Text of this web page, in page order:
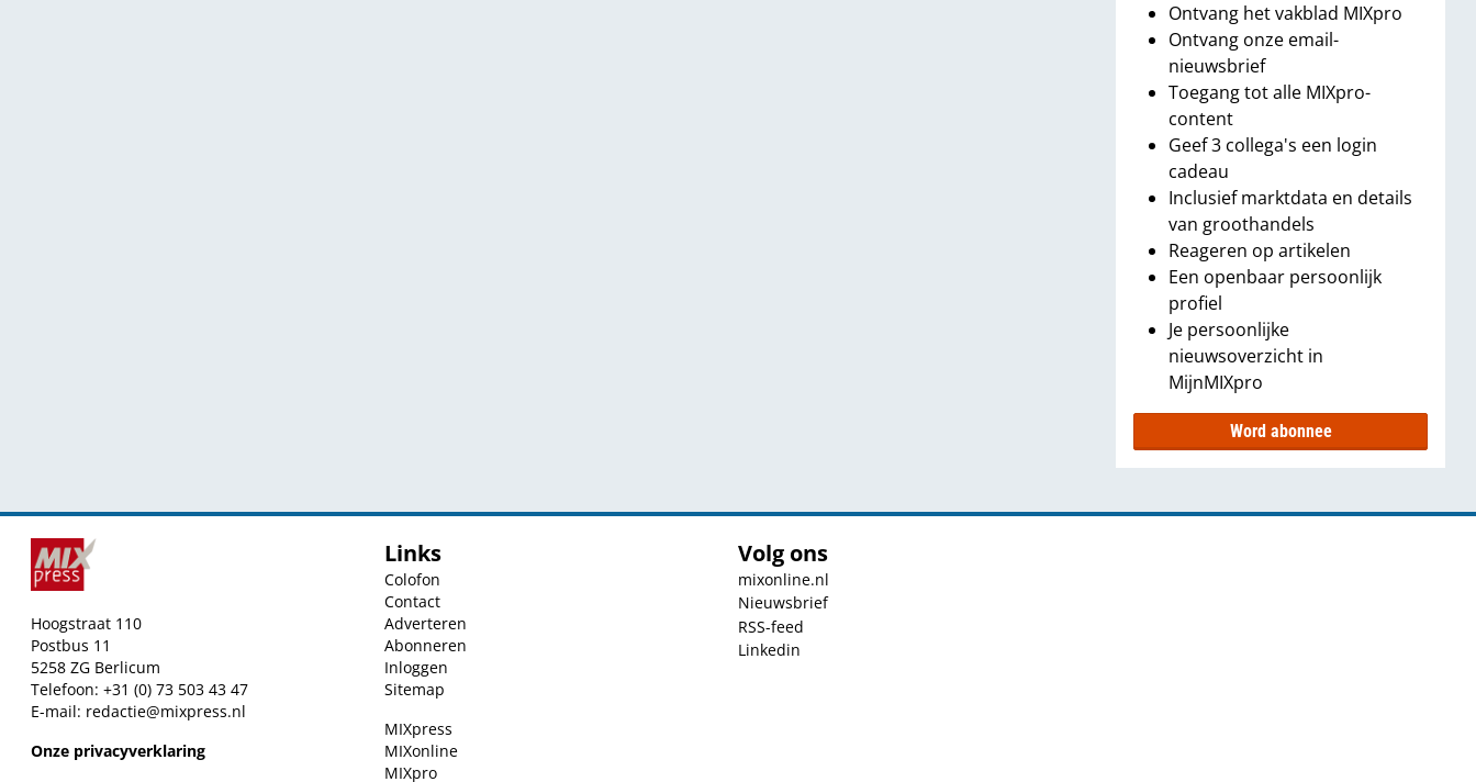
Ontvang het vakblad MIXpro
Ontvang onze email-
nieuwsbrief
Toegang tot alle MIXpro-
content
Geef 3 collega's een login
cadeau
Inclusief marktdata en details
van groothandels
Reageren op artikelen
Een openbaar persoonlijk
profiel
Je persoonlijke
nieuwsoverzicht in
MijnMIXpro
Word abonnee
Hoogstraat 110
Postbus 11
5258 ZG Berlicum
Telefoon: +31 (0) 73 503 43 47
E-mail: redactie@mixpress.nl
Onze privacyverklaring
Links
Colofon
Contact
Adverteren
Abonneren
Inloggen
Sitemap
MIXpress
MIXonline
MIXpro
Volg ons
mixonline.nl
Nieuwsbrief
RSS-feed
Linkedin